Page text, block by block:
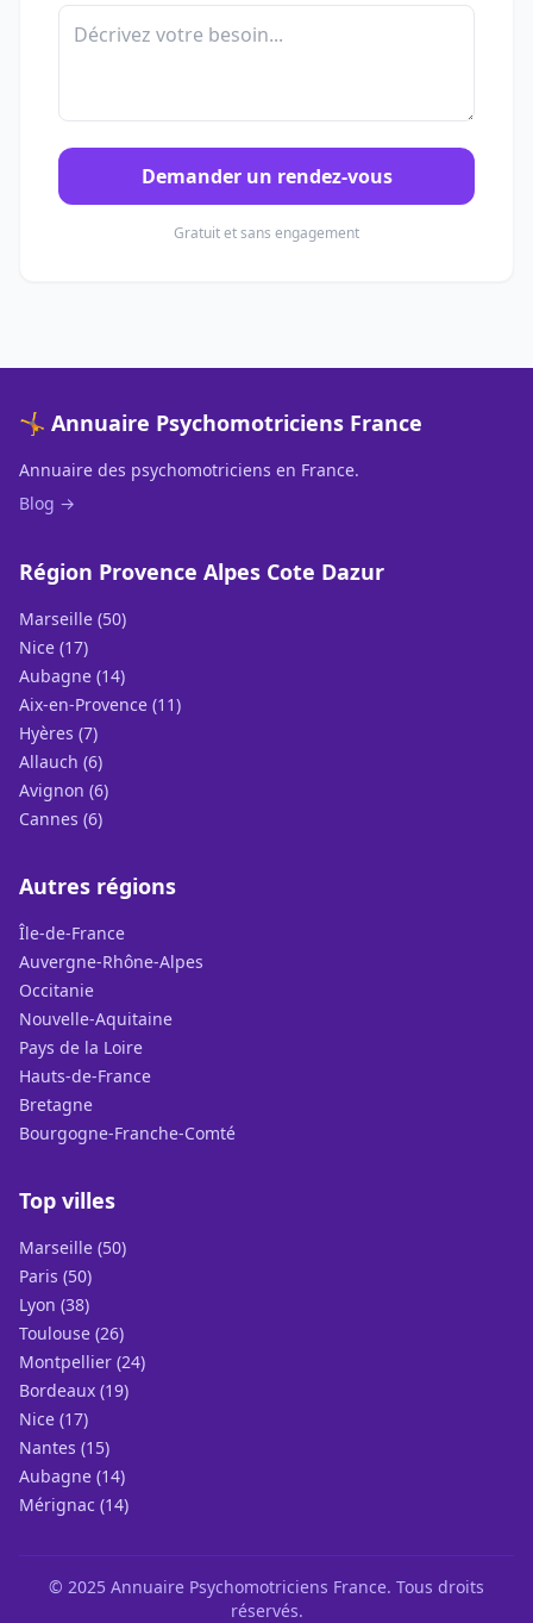
Demander un rendez-vous
Gratuit et sans engagement
🤸 Annuaire Psychomotriciens France
Annuaire des psychomotriciens en France.
Blog →
Région Provence Alpes Cote Dazur
Marseille (50)
Nice (17)
Aubagne (14)
Aix-en-Provence (11)
Hyères (7)
Allauch (6)
Avignon (6)
Cannes (6)
Autres régions
Île-de-France
Auvergne-Rhône-Alpes
Occitanie
Nouvelle-Aquitaine
Pays de la Loire
Hauts-de-France
Bretagne
Bourgogne-Franche-Comté
Top villes
Marseille (50)
Paris (50)
Lyon (38)
Toulouse (26)
Montpellier (24)
Bordeaux (19)
Nice (17)
Nantes (15)
Aubagne (14)
Mérignac (14)
© 2025 Annuaire Psychomotriciens France. Tous droits
réservés.